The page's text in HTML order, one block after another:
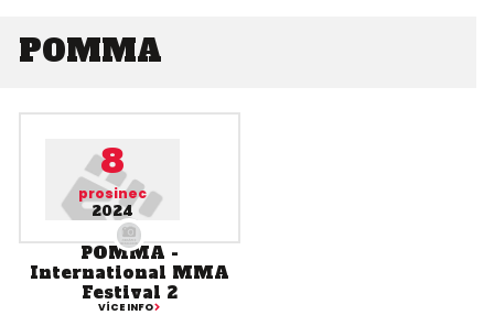
POMMA
8
prosinec
2024
POMMA -
International MMA
Festival 2
VÍCE INFO